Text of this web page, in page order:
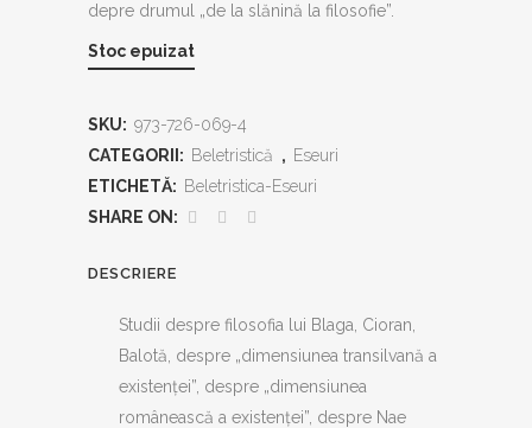
depre drumul „de la slănină la filosofie”.
Stoc epuizat
SKU: 973-726-069-4
CATEGORII: Beletristică , Eseuri
ETICHETĂ: Beletristica-Eseuri
SHARE ON:
DESCRIERE
Studii despre filosofia lui Blaga, Cioran,
Balotă, despre „dimensiunea transilvană a
existenţei”, despre „dimensiunea
românească a existenţei”, despre Nae